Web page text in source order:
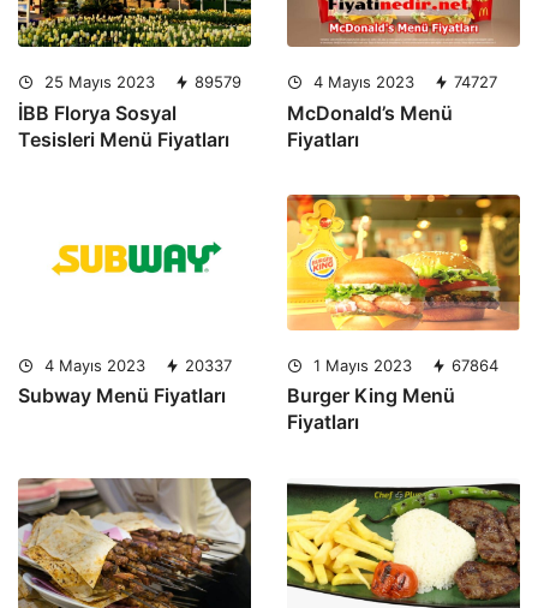
25 Mayıs 2023 89579
İBB Florya Sosyal
Tesisleri Menü Fiyatları
4 Mayıs 2023 74727
McDonald’s Menü
Fiyatları
4 Mayıs 2023 20337
Subway Menü Fiyatları
1 Mayıs 2023 67864
Burger King Menü
Fiyatları